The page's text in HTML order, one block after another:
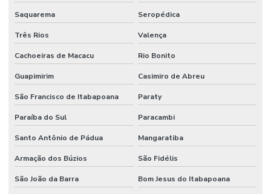
Saquarema Seropédica
Três Rios Valença
Cachoeiras de Macacu Rio Bonito
Guapimirim Casimiro de Abreu
São Francisco de Itabapoana Paraty
Paraíba do Sul Paracambi
Santo Antônio de Pádua Mangaratiba
Armação dos Búzios São Fidélis
São João da Barra Bom Jesus do Itabapoana